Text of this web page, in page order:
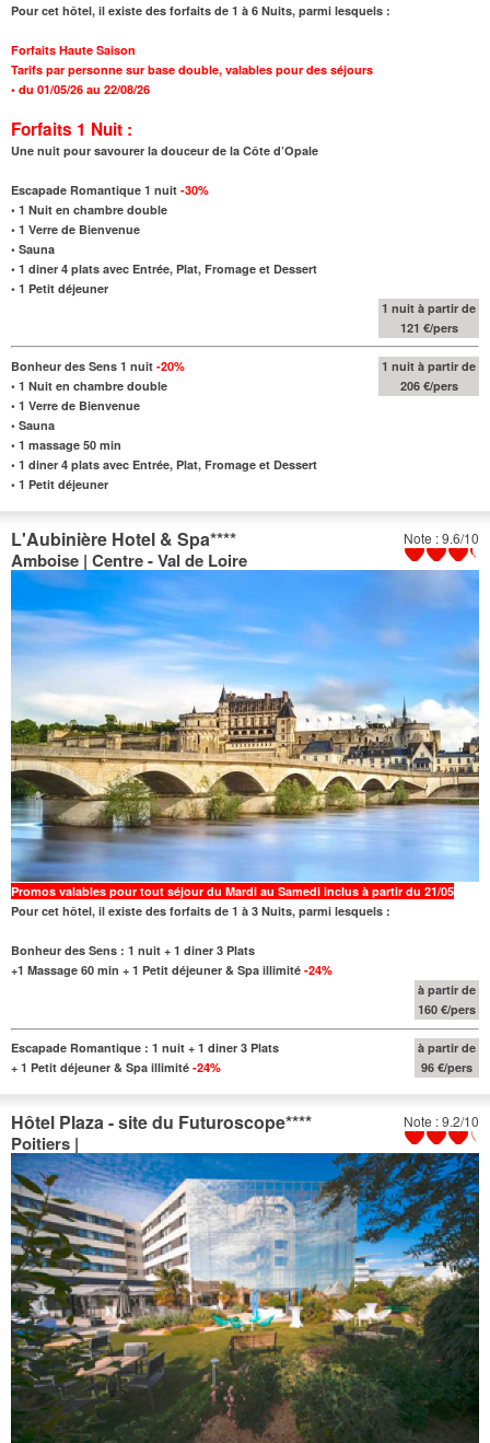
Pour cet hôtel, il existe des forfaits de 1 à 6 Nuits, parmi lesquels :
Forfaits Haute Saison
Tarifs par personne sur base double, valables pour des séjours
• du 01/05/26 au 22/08/26
Forfaits 1 Nuit :
Une nuit pour savourer la douceur de la Côte d’Opale
Escapade Romantique 1 nuit -30%
• 1 Nuit en chambre double
• 1 Verre de Bienvenue
• Sauna
• 1 diner 4 plats avec Entrée, Plat, Fromage et Dessert
• 1 Petit déjeuner
1 nuit à partir de
121 €/pers
Bonheur des Sens 1 nuit -20%
• 1 Nuit en chambre double
• 1 Verre de Bienvenue
• Sauna
• 1 massage 50 min
• 1 diner 4 plats avec Entrée, Plat, Fromage et Dessert
• 1 Petit déjeuner
1 nuit à partir de
206 €/pers
Note : 9.6/10
L'Aubinière Hotel & Spa****
Amboise | Centre - Val de Loire
Promos valables pour tout séjour du Mardi au Samedi inclus à partir du 21/05
Pour cet hôtel, il existe des forfaits de 1 à 3 Nuits, parmi lesquels :
Bonheur des Sens : 1 nuit + 1 diner 3 Plats
+1 Massage 60 min + 1 Petit déjeuner & Spa illimité -24%
à partir de
160 €/pers
Escapade Romantique : 1 nuit + 1 diner 3 Plats
+ 1 Petit déjeuner & Spa illimité -24%
à partir de
96 €/pers
Note : 9.2/10
Hôtel Plaza - site du Futuroscope****
Poitiers |